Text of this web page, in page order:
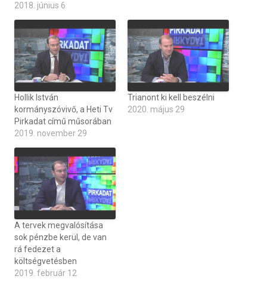
2018. június 6
Hollik István
kormányszóvivő, a Heti Tv
Pirkadat című műsorában
2019. november 29
Trianont ki kell beszélni
2020. május 29
A tervek megvalósítása
sok pénzbe kerül, de van
rá fedezet a
költségvetésben
2019. február 12